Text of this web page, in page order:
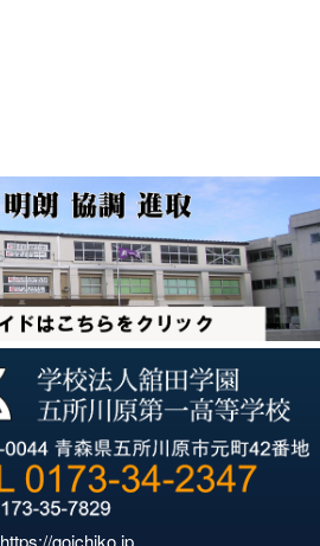
https://goichiko.jp